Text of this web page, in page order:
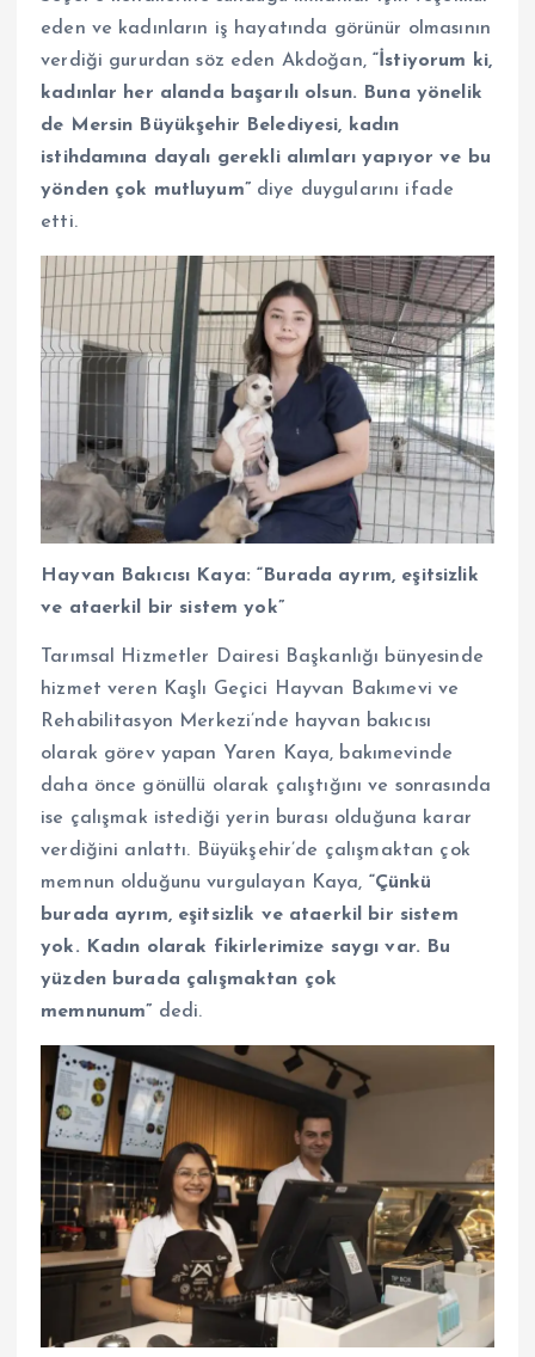
eden ve kadınların iş hayatında görünür olmasının
verdiği gururdan söz eden Akdoğan,“İstiyorum ki,
kadınlar her alanda başarılı olsun. Buna yönelik
de Mersin Büyükşehir Belediyesi, kadın
istihdamına dayalı gerekli alımları yapıyor ve bu
yönden çok mutluyum” diye duygularını ifade
etti.
Hayvan Bakıcısı Kaya: “Burada ayrım, eşitsizlik
ve ataerkil bir sistem yok”
Tarımsal Hizmetler Dairesi Başkanlığı bünyesinde
hizmet veren Kaşlı Geçici Hayvan Bakımevi ve
Rehabilitasyon Merkezi’nde hayvan bakıcısı
olarak görev yapan Yaren Kaya, bakımevinde
daha önce gönüllü olarak çalıştığını ve sonrasında
ise çalışmak istediği yerin burası olduğuna karar
verdiğini anlattı. Büyükşehir’de çalışmaktan çok
memnun olduğunu vurgulayan Kaya, “Çünkü
burada ayrım, eşitsizlik ve ataerkil bir sistem
yok. Kadın olarak fikirlerimize saygı var. Bu
yüzden burada çalışmaktan çok
memnunum” dedi.